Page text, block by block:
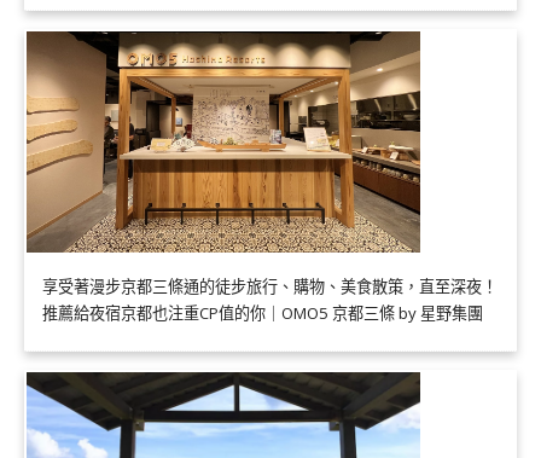
享受著漫步京都三條通的徒步旅行、購物、美食散策，直至深夜！
推薦給夜宿京都也注重CP值的你｜OMO5 京都三條 by 星野集團